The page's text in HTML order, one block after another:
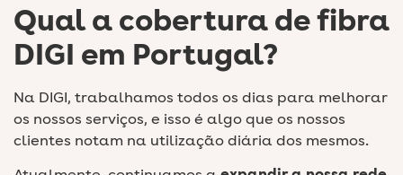
Qual a cobertura de fibra
DIGI em Portugal?
Na DIGI, trabalhamos todos os dias para melhorar
os nossos serviços, e isso é algo que os nossos
clientes notam na utilização diária dos mesmos.